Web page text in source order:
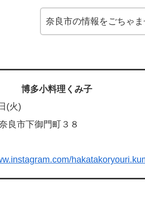
奈良市の情報をごちゃま
博多小料理くみ子
(火)
良市下御門町３８